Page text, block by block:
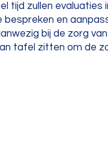
tijd zullen
en
bij de zorg
tafel zitten om de